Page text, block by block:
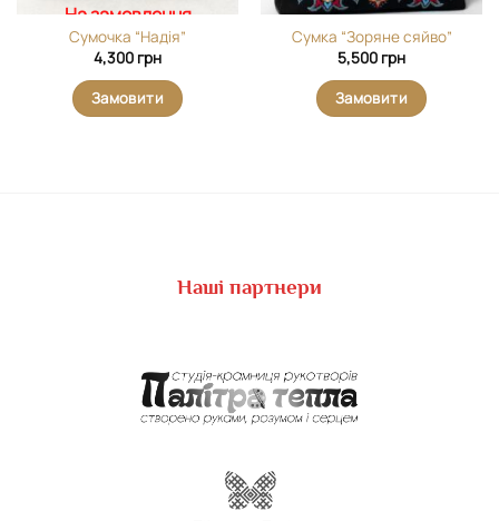
На замовлення
Сумочка “Надія”
4,300 грн
Замовити
Сумка “Зоряне сяйво”
5,500 грн
Замовити
Наші партнери